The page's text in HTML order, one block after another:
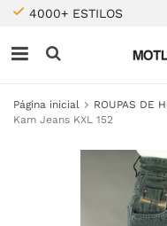
4000+ ESTILOS
Página inicial ROUPAS DE
Kam Jeans KXL 152